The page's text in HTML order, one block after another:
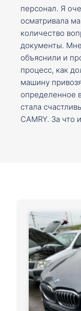
персонал. Я
осматривала
количество
документы.
объяснили и
процесс, как
машину
определенное
стала
CAMRY. За что